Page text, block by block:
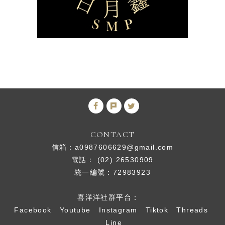
CONTACT
信箱： a0987606629@gmail.com
電話： (02) 26530909
統一編號：72983923
喜洋洋社群平台：
Facebook
Youtube Instagram Tiktok
Threads
Line